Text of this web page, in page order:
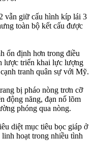
vẫn giữ cấu hình kíp lái 3
toàn bộ kết cấu được
ổn định hơn trong điều
lược triển khai lực lượng
tranh quân sự với Mỹ.
bị pháo nòng trơn cỡ
động năng, đạn nổ lõm
phóng qua nòng.
diệt mục tiêu bọc giáp ở
hoạt trong nhiều tình